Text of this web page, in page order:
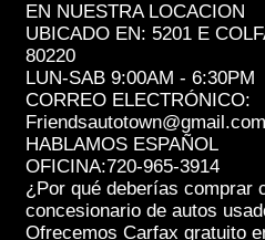
EN NUESTRA LOCACION
UBICADO EN: 5201 E
80220
LUN-SAB 9:00AM - 6:30PM
CORREO ELECTRÓNICO:
Friendsautotown@gmail.com
HABLAMOS ESPAÑOL
OFICINA:720-965-3914
¿Por qué deberías comprar
concesionario de autos
Ofrecemos Carfax gratuito